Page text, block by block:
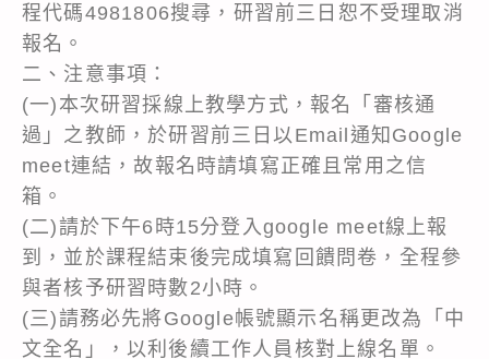
程代碼4981806搜尋，研習前三日恕不受理取消
報名。
二、注意事項：
(一)本次研習採線上教學方式，報名「審核通
過」之教師，於研習前三日以Email通知Google
meet連結，故報名時請填寫正確且常用之信
箱。
(二)請於下午6時15分登入google meet線上報
到，並於課程結束後完成填寫回饋問卷，全程參
與者核予研習時數2小時。
(三)請務必先將Google帳號顯示名稱更改為「中
文全名」，以利後續工作人員核對上線名單。